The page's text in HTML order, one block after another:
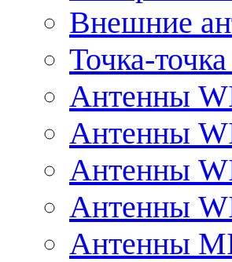
Внешние
Точка-
Антенны
Антенны
Антенны
Антенны
Антенны